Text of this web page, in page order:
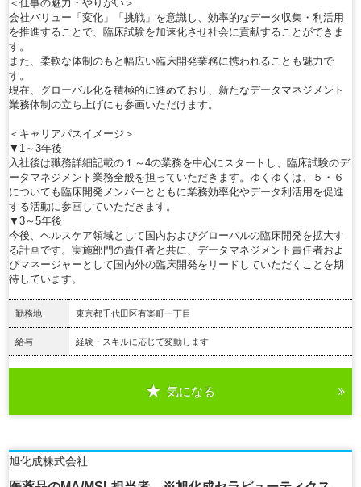
＜仕事の魅力・やりがい＞
会社バリュー「変化」「挑戦」を意識し、効率的なデータ収集・利活用
を推進することで、臨床試験を加速化させ社会に貢献することができま
す。
また、柔軟な体制のもと幅広い臨床開発業務に携われることも魅力で
す。
現在、グローバル化を積極的に進めており、新たなデータマネジメント
業務体制の立ち上げにも参画いただけます。
＜キャリアパスイメージ＞
▼1～3年後
入社後は職務詳細記載の１～4の業務を中心にスタートし、臨床試験のデ
ータマネジメント業務全般を担っていただきます。ゆくゆくは、５・６
についても臨床開発メンバーとともに業務効率化やデータ利活用を促進
する活動に参画していただきます。
▼3～5年後
今後、ヘルスケア領域として国内およびグローバルの臨床開発を拡大す
る計画です。実施部門の責任者と共に、データマネジメント責任者およ
びマネージャーとして国内外の臨床開発をリードしていただくことを期
待しています。
勤務地 東京都千代田区有楽町一丁目
給与 経験・スキルに応じて変動します
気になる
旭化成株式会社